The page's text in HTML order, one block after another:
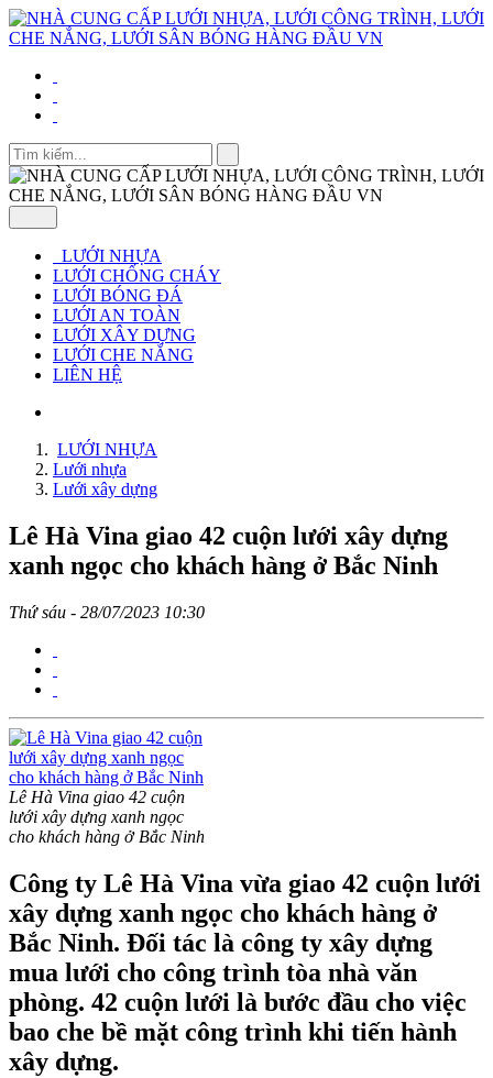
LƯỚI NHỰA
LƯỚI CHỐNG CHÁY
LƯỚI BÓNG ĐÁ
LƯỚI AN TOÀN
LƯỚI XÂY DỰNG
LƯỚI CHE NẮNG
LIÊN HỆ
LƯỚI NHỰA
Lưới nhựa
Lưới xây dựng
Lê Hà Vina giao 42 cuộn lưới xây dựng
xanh ngọc cho khách hàng ở Bắc Ninh
Thứ sáu - 28/07/2023 10:30
Lê Hà Vina giao 42 cuộn
lưới xây dựng xanh ngọc
cho khách hàng ở Bắc Ninh
Công ty Lê Hà Vina vừa giao 42 cuộn lưới
xây dựng xanh ngọc cho khách hàng ở
Bắc Ninh. Đối tác là công ty xây dựng
mua lưới cho công trình tòa nhà văn
phòng. 42 cuộn lưới là bước đầu cho việc
bao che bề mặt công trình khi tiến hành
xây dựng.